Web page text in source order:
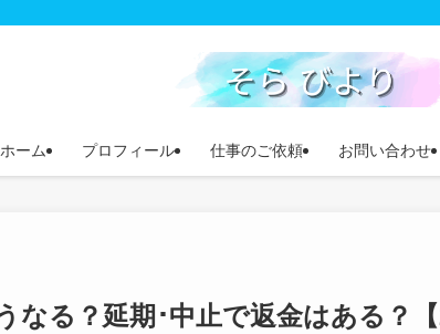
ホーム プロフィール 仕事のご依頼 お問い合わせ
なる？延期･中止で返金はある？【